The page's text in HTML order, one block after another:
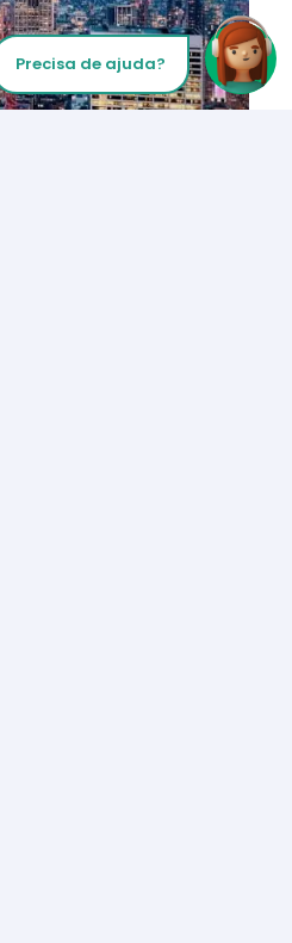
Precisa de ajuda?